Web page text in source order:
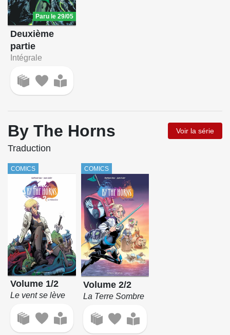
Paru le 29/05
Deuxième
partie
Intégrale
By The Horns Voir la série
Traduction
COMICS
Volume 1/2
Le vent se lève
COMICS
Volume 2/2
La Terre Sombre